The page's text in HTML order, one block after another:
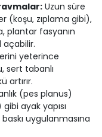
Uzun süre
(koşu, zıplama gibi),
plantar fasyanın
açabilir.
yeterince
sert tabanlı
artırır.
(pes planus)
ayak yapısı
uygulanmasına